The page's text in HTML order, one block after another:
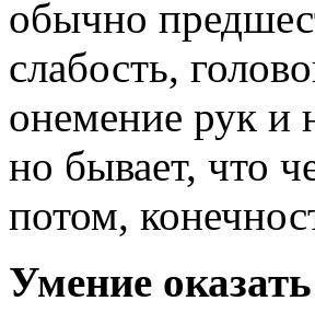
обычно
слабость,
онемение рук и
но бывает, что
потом,
Умение